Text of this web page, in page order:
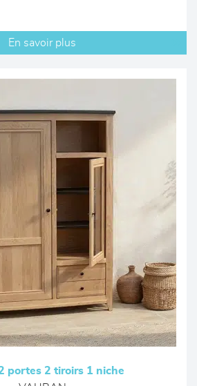
En savoir plus
portes 2 tiroirs 1 niche